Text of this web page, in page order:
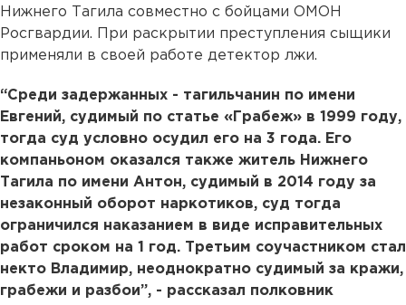
Нижнего Тагила совместно с бойцами ОМОН
Росгвардии. При раскрытии преступления сыщики
применяли в своей работе детектор лжи.
“Среди задержанных - тагильчанин по имени
Евгений, судимый по статье «Грабеж» в 1999 году,
тогда суд условно осудил его на 3 года. Его
компаньоном оказался также житель Нижнего
Тагила по имени Антон, судимый в 2014 году за
незаконный оборот наркотиков, суд тогда
ограничился наказанием в виде исправительных
работ сроком на 1 год. Третьим соучастником стал
некто Владимир, неоднократно судимый за кражи,
грабежи и разбои”, - рассказал полковник